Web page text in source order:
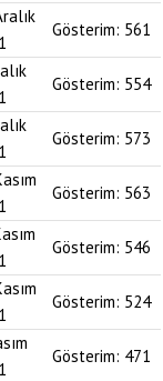
Gösterim: 561
Gösterim: 554
Gösterim: 573
Gösterim: 563
Gösterim: 546
Gösterim: 524
Gösterim: 471